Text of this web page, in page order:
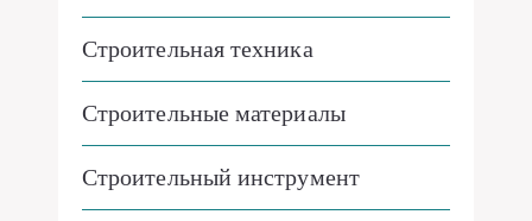
Строительная техника
Строительные материалы
Строительный инструмент